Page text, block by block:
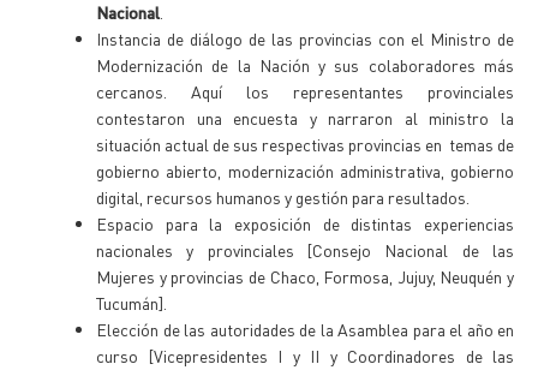
Nacional
Instancia de diálogo de las provincias con el Ministro de
Modernización de la Nación y sus colaboradores más
cercanos. Aquí los representantes provinciales
contestaron una encuesta y narraron al ministro la
situación actual de sus respectivas provincias en temas de
gobierno abierto, modernización administrativa, gobierno
digital, recursos humanos y gestión para resultados.
Espacio para la exposición de distintas experiencias
nacionales y provinciales [Consejo Nacional de las
Mujeres y provincias de Chaco, Formosa, Jujuy, Neuquén y
Tucumán].
Elección de las autoridades de la Asamblea para el año en
curso [Vicepresidentes I y II y Coordinadores de las